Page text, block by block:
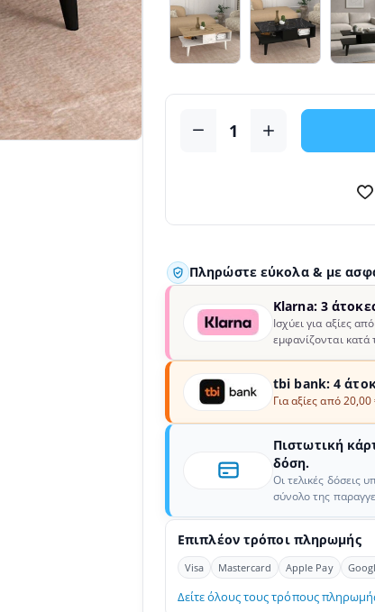
Πληρώστε εύκολα & με
Klarna: 3
Ισχύει για αξίες
εμφανίζονται
tbi bank: 4
Για αξίες από
Πιστωτική
δόση.
Οι τελικές δόσεις
σύνολο της
Επιπλέον τρόποι πληρωμής
Visa Mastercard Apple Pay
Δείτε όλους τους τρόπους